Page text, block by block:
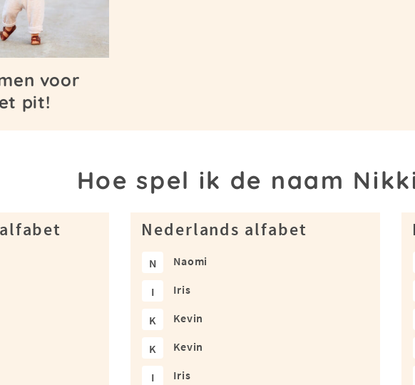
voor
pit!
Hoe spel ik de naam
Nederlands alfabet
N Naomi
I Iris
K Kevin
K Kevin
I Iris